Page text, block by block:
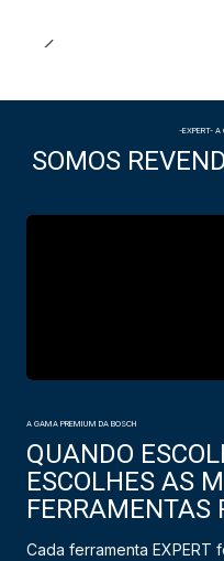
-EXPERT- A
SOMOS
A GAMA PREMIUM DA BOSCH
QUANDO
ESCOLHES AS
FERRAMENTAS
Cada ferramenta EXPERT